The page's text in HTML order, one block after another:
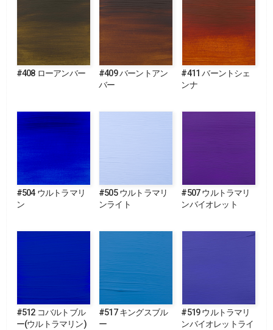
#408 ローアンバー
#409 バーントアン
バー
#411 バーントシェ
ンナ
#504 ウルトラマリ
ン
#505 ウルトラマリ
ンライト
#507 ウルトラマリ
ンバイオレット
#512 コバルトブル
ー(ウルトラマリン)
#517 キングスブル
ー
#519 ウルトラマリ
ンバイオレットライ